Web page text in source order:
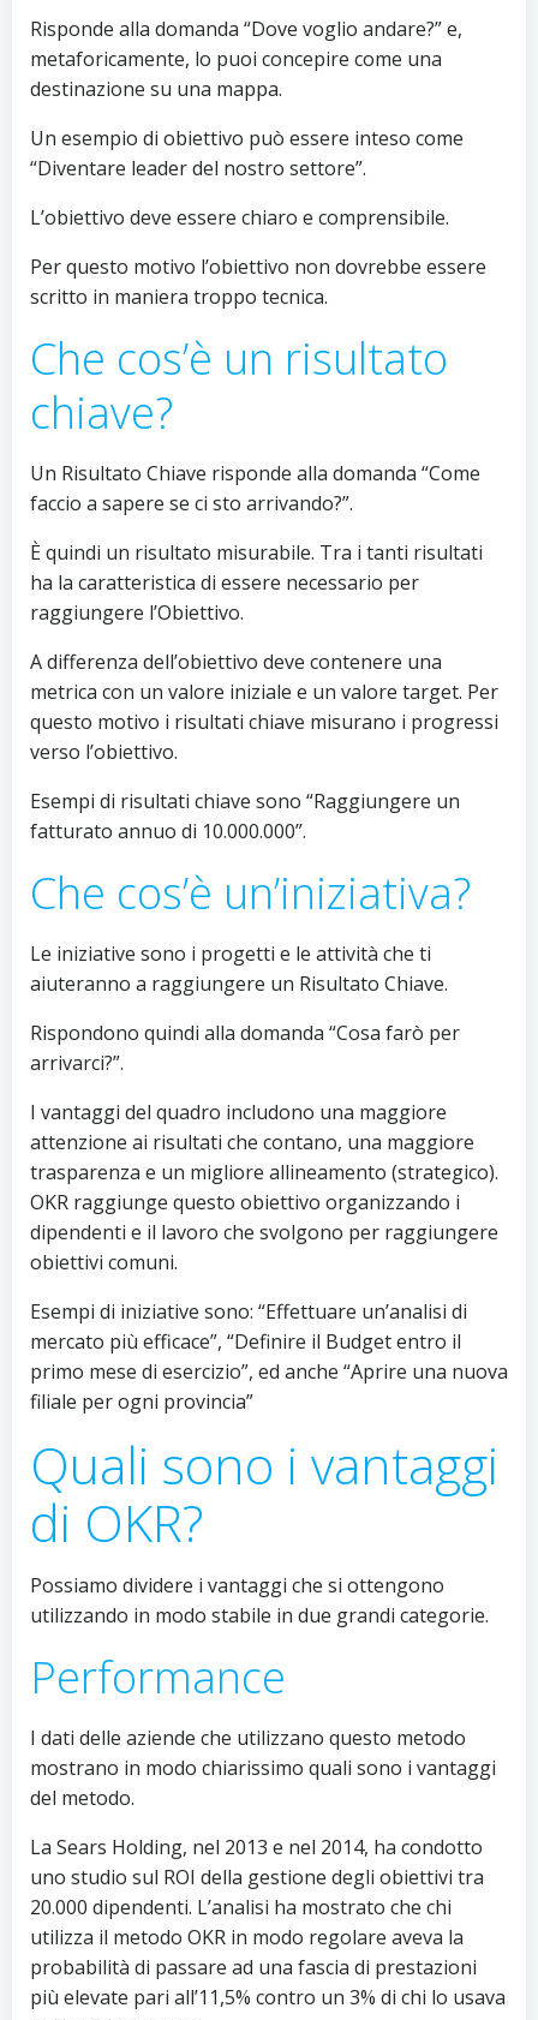
Risponde alla domanda “Dove voglio andare?” e,
metaforicamente, lo puoi concepire come una
destinazione su una mappa.
Un esempio di obiettivo può essere inteso come
“Diventare leader del nostro settore”.
L’obiettivo deve essere chiaro e comprensibile.
Per questo motivo l’obiettivo non dovrebbe essere
scritto in maniera troppo tecnica.
Che cos’è un risultato
chiave?
Un Risultato Chiave risponde alla domanda “Come
faccio a sapere se ci sto arrivando?”.
È quindi un risultato misurabile. Tra i tanti risultati
ha la caratteristica di essere necessario per
raggiungere l’Obiettivo.
A differenza dell’obiettivo deve contenere una
metrica con un valore iniziale e un valore target. Per
questo motivo i risultati chiave misurano i progressi
verso l’obiettivo.
Esempi di risultati chiave sono “Raggiungere un
fatturato annuo di 10.000.000”.
Che cos’è un’iniziativa?
Le iniziative sono i progetti e le attività che ti
aiuteranno a raggiungere un Risultato Chiave.
Rispondono quindi alla domanda “Cosa farò per
arrivarci?”.
I vantaggi del quadro includono una maggiore
attenzione ai risultati che contano, una maggiore
trasparenza e un migliore allineamento (strategico).
OKR raggiunge questo obiettivo organizzando i
dipendenti e il lavoro che svolgono per raggiungere
obiettivi comuni.
Esempi di iniziative sono: “Effettuare un’analisi di
mercato più efficace”, “Definire il Budget entro il
primo mese di esercizio”, ed anche “Aprire una nuova
filiale per ogni provincia”
Quali sono i vantaggi
di OKR?
Possiamo dividere i vantaggi che si ottengono
utilizzando in modo stabile in due grandi categorie.
Performance
I dati delle aziende che utilizzano questo metodo
mostrano in modo chiarissimo quali sono i vantaggi
del metodo.
La Sears Holding, nel 2013 e nel 2014, ha condotto
uno studio sul ROI della gestione degli obiettivi tra
20.000 dipendenti. L’analisi ha mostrato che chi
utilizza il metodo OKR in modo regolare aveva la
probabilità di passare ad una fascia di prestazioni
più elevate pari all’11,5% contro un 3% di chi lo usava